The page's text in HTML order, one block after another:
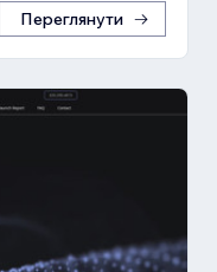
Переглянути